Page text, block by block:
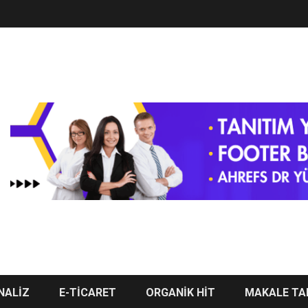
E-TİCARET ORGANİK HİT MAKALE